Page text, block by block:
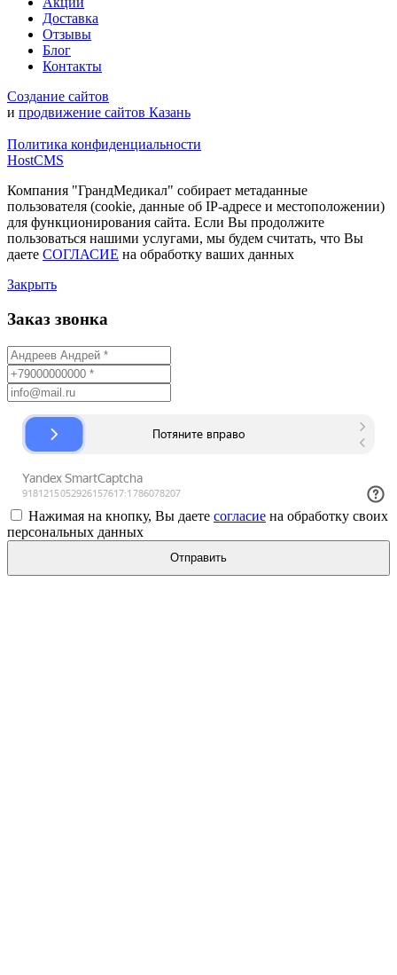
Доставка
Отзывы
Блог
Контакты
Создание сайтов
и продвижение сайтов Казань
Политика конфиденциальности
HostCMS
Компания "ГрандМедикал" собирает метаданные
пользователя (cookie, данные об IP-адресе и местоположении)
для функционирования сайта. Если Вы продолжите
пользоваться нашими услугами, мы будем считать, что Вы
даете СОГЛАСИЕ на обработку ваших данных
Закрыть
Заказ звонка
Нажимая на кнопку, Вы даете согласие на обработку своих
персональных данных
Отправить